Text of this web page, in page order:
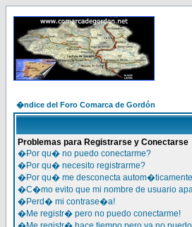
�ndice del Foro Comarca de Gordón
Problemas para Registrarse y Conectarse
�Por qu� no puedo conectarme?
�Por qu� necesito registrarme?
�Por qu� me desconecta
�C�mo evito que mi nombre de usuario
�Perd� mi contrase�a!
�Me registr� pero no puedo conectarme!